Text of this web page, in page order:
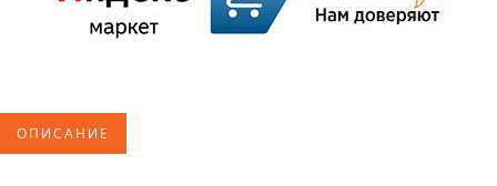
ОПИСАНИЕ